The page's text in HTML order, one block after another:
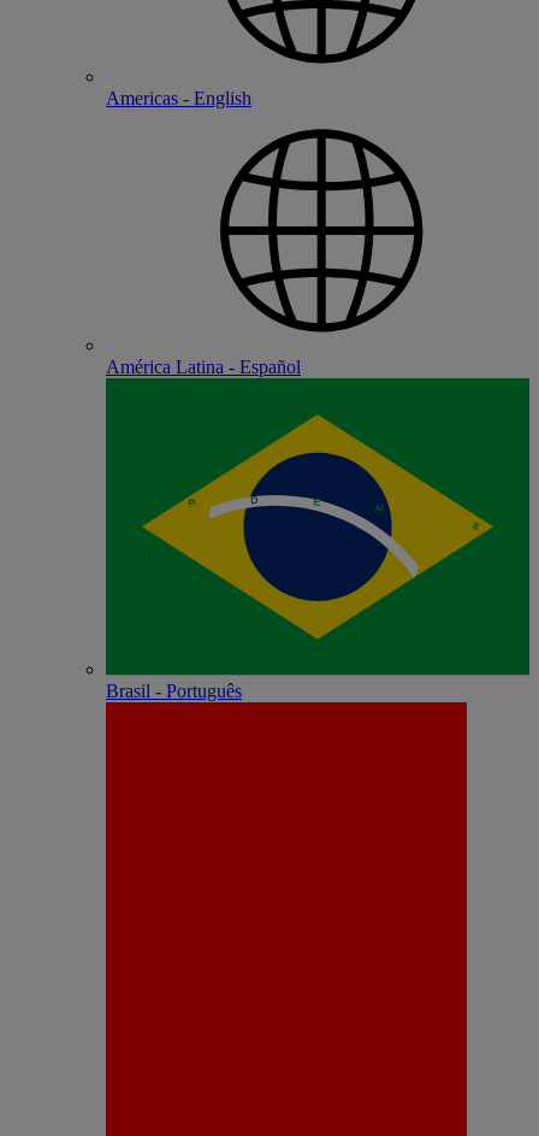
Americas - English
América Latina - Español
Brasil - Português